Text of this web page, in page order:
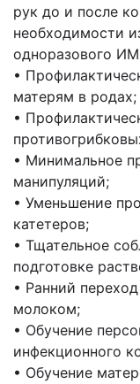
рук до и после
необходимости
одноразового
•
матерям в родах;
•
• Минимальное
манипуляций;
• Уменьшение
катетеров;
• Тщательное
подготовке
• Ранний
молоком;
• Обучение
инфекционного
• Обучение